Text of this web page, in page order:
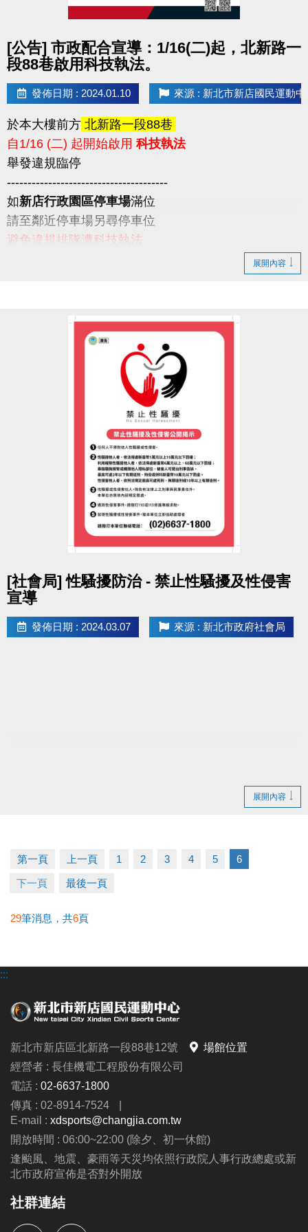
[公告] 市政配合宣導：1/16(二)起，北新路一
段88巷啟用科技執法。
發佈日期 : 2024.01.10 來源 : 新北市新店國民運動中
於本大樓前方 北新路一段88巷
自1/16 (二) 起開始啟用 科技執法
舉發違規臨停
---------------------------------------
如新店行政園區停車場滿位
請至鄰近停車場另尋停車位
避免違規排隊遭科技執法
展開內容
[社會局] 性騷擾防治 - 禁止性騷擾及性侵害
宣導
發佈日期 : 2024.03.07 來源 : 新北市政府社會局
展開內容
第一頁 上一頁 1 2 3 4 5 6
下一頁 最後一頁
29筆消息，共6頁
:::
新北市新店區北新路一段88巷12號
場館位置
經營者 : 長佳機電工程股份有限公司
電話 : 02-6637-1800
傳真 : 02-8914-7524
E-mail : xdsports@changjia.com.tw
開放時間 : 06:00~22:00 (除夕、初一休館)
逢颱風、地震、豪雨等天災均依照行政院人事行政總處或新
北市政府宣佈是否對外開放
社群連結